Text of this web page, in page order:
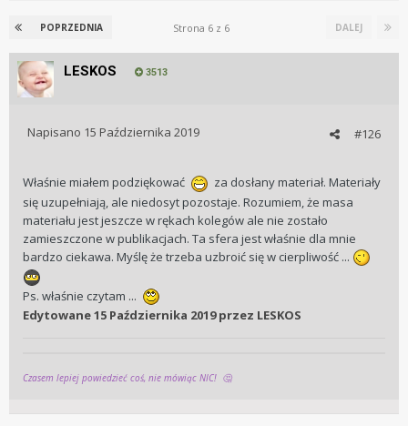
POPRZEDNIA DALEJ
Strona 6 z 6
LESKOS 3513
#126
Napisano 15 Października 2019
Właśnie miałem podziękować
za dosłany materiał. Materiały
się uzupełniają, ale niedosyt pozostaje. Rozumiem, że masa
materiału jest jeszcze w rękach kolegów ale nie zostało
zamieszczone w publikacjach. Ta sfera jest właśnie dla mnie
bardzo ciekawa. Myślę że trzeba uzbroić się w cierpliwość ...
Ps. właśnie czytam ...
Edytowane15 Października 2019przez LESKOS
Czasem lepiej powiedzieć coś, nie mówiąc NIC! 🤔